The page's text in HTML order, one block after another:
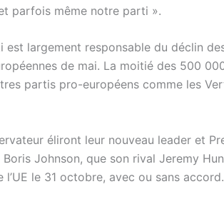
parfois même notre parti ».
largement responsable du déclin
de mai. La moitié des 500
partis pro-européens comme les
éliront leur nouveau leader et
Johnson, que son rival Jeremy
le 31 octobre, avec ou sans accord.